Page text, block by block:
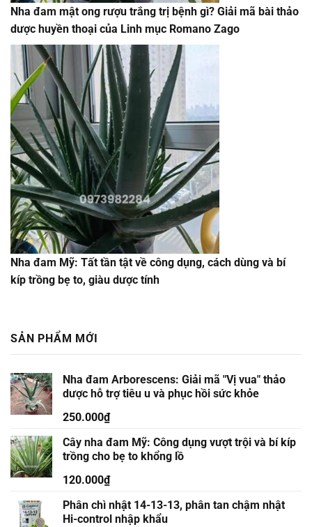
Nha đam mật ong rượu trắng trị bệnh gì? Giải mã bài thảo
dược huyền thoại của Linh mục Romano Zago
Nha đam Mỹ: Tất tần tật về công dụng, cách dùng và bí
kíp trồng bẹ to, giàu dược tính
SẢN PHẨM MỚI
Nha đam Arborescens: Giải mã "Vị vua" thảo
dược hỗ trợ tiêu u và phục hồi sức khỏe
250.000₫
Cây nha đam Mỹ: Công dụng vượt trội và bí kíp
trồng cho bẹ to khổng lồ
120.000₫
Phân chì nhật 14-13-13, phân tan chậm nhật
Hi-control nhập khẩu